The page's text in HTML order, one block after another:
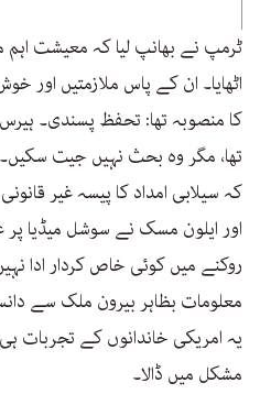
ٹرمپ نے بھانپ لیا کہ معیشت اہم
اٹھایا۔ ان کے پاس ملازمتیں اور
کا منصوبہ تھا: تحفظ پسندی۔
تھا، مگر وہ بحث نہیں جیت
کہ سیلابی امداد کا پیسہ غیر
اور ایلون مسک نے سوشل میڈیا
روکنے میں کوئی خاص کردار ادا
معلومات بظاہر بیرون ملک سے
یہ امریکی خاندانوں کے تجربات
مشکل میں ڈالا۔